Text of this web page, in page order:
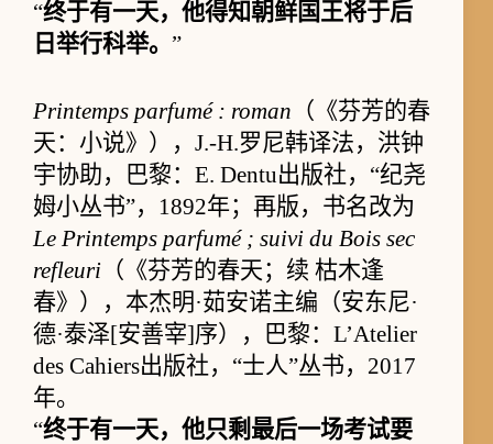
“终于有一天，他得知朝鲜国王将于后
日举行科举。 ”
Printemps parfumé : roman （《芬芳的春
天：小说》），J.-H.罗尼韩译法，洪钟
宇协助，巴黎：E. Dentu出版社，“纪尧
姆小丛书”，1892年；再版，书名改为
Le Printemps parfumé ; suivi du Bois sec
refleuri （《芬芳的春天；续 枯木逢
春》），本杰明·茹安诺主编（安东尼·
德·泰泽[安善宰]序），巴黎：L’Atelier
des Cahiers出版社，“士人”丛书，2017
年。
“终于有一天，他只剩最后一场考试要